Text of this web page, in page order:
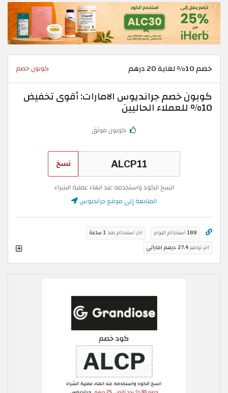
خصم 10% لغاية 20 درهم كوبون خصم
كوبون خصم جرانديوس الامارات: أقوى تخفيض
10% للعملاء الحاليين
كوبون موثق
نسخ
انسخ الكود واستخدمه عند انهاء عملية الشراء
المتابعة إلى موقع جرانديوس
188 استخدام اليوم اخر استخدام منذ1 ساعة
اخر توفير27.4 درهم اماراتي